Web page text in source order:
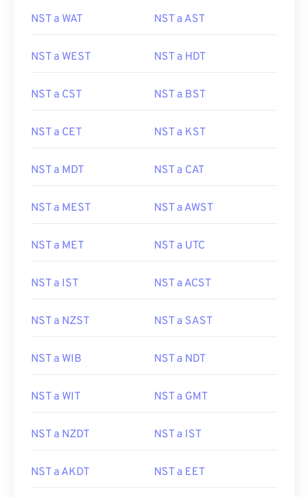
NST a WAT NST a AST
NST a WEST NST a HDT
NST a CST NST a BST
NST a CET NST a KST
NST a MDT NST a CAT
NST a MEST NST a AWST
NST a MET NST a UTC
NST a IST NST a ACST
NST a NZST NST a SAST
NST a WIB NST a NDT
NST a WIT NST a GMT
NST a NZDT NST a IST
NST a AKDT NST a EET